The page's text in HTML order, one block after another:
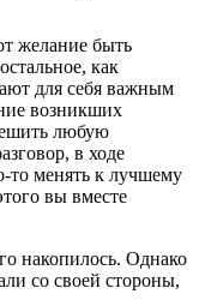
желание быть
как
для себя важным
возникших
любую
в ходе
то менять к лучшему
вы вместе
накопилось. Однако
со своей стороны,